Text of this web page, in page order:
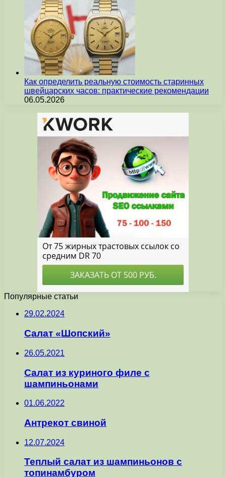
Как определить реальную стоимость старинных
швейцарских часов: практические рекомендации
06.05.2026
Популярные статьи
29.02.2024
Салат «Шопский»
26.05.2021
Cалат из куриного филе с
шампиньонами
01.06.2022
Антрекот свиной
12.07.2024
Теплый салат из шампиньонов с
топинамбуром